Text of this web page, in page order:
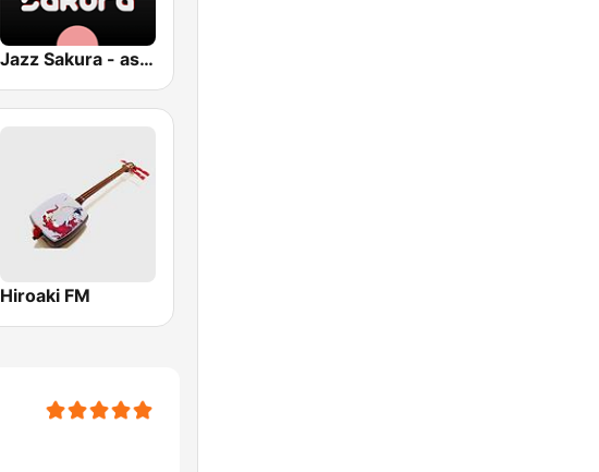
Jazz Sakura - asia DREAM radio
Hiroaki FM